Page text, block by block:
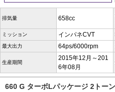
排気量 658cc
ミッション インパネCVT
最大出力 64ps/6000rpm
生産期間
2015年12月～201
6年08月
660 G ターボLパッケージ 2トー